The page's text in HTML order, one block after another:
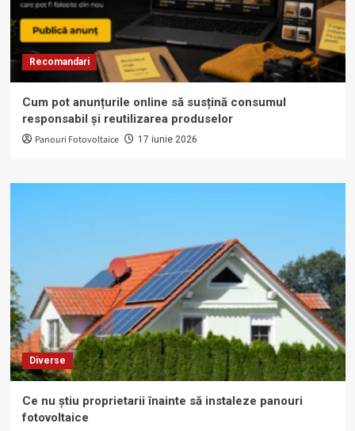
Recomandari
Cum pot anunțurile online să susțină consumul
responsabil și reutilizarea produselor
Panouri Fotovoltaice 17 iunie 2026
Diverse
Ce nu știu proprietarii înainte să instaleze panouri
fotovoltaice